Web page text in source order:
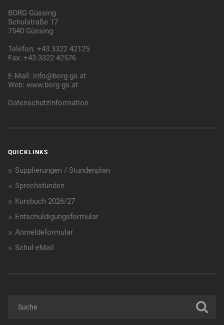
BORG Güssing
Schulstraße 17
7540 Güssing
Telefon: +43 3322 42125
Fax: +43 3322 42576
E-Mail: info@borg-gs.at
Web:www.borg-gs.at
Datenschutzinformation
QUICKLINKS
Supplierungen / Stundenplan
Sprechstunden
Kursbuch 2026/27
Entschuldigungsformular
Anmeldeformular
Schul-eMail